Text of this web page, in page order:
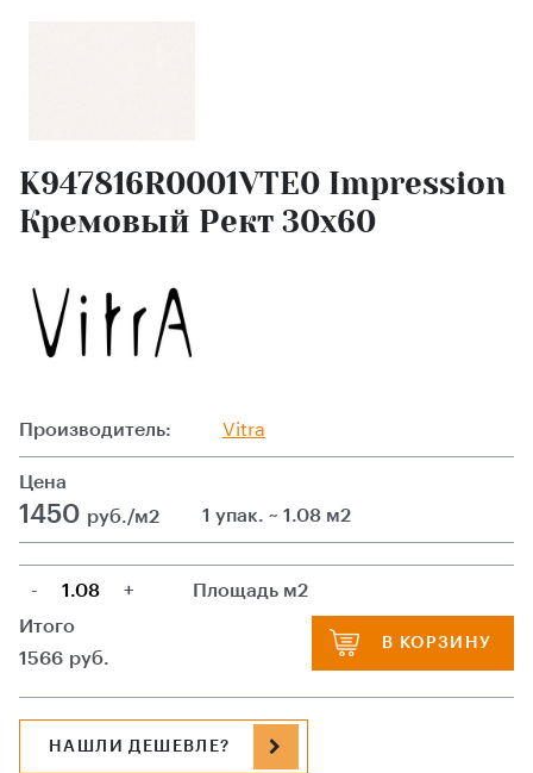
K947816R0001VTE0 Impression
Кремовый Рект 30x60
Производитель: Vitra
Цена
1450 руб./м2 1 упак. ~ 1.08 м2
- +
Площадь м2
Итого
1566 руб.
В КОРЗИНУ
НАШЛИ ДЕШЕВЛЕ?